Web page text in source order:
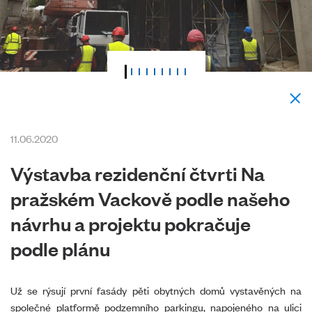
11.06.2020
Výstavba rezidenční čtvrti Na
pražském Vackově podle našeho
návrhu a projektu pokračuje
podle plánu
Už se rýsují první fasády pěti obytných domů vystavěných na
společné platformě podzemního parkingu, napojeného na ulici